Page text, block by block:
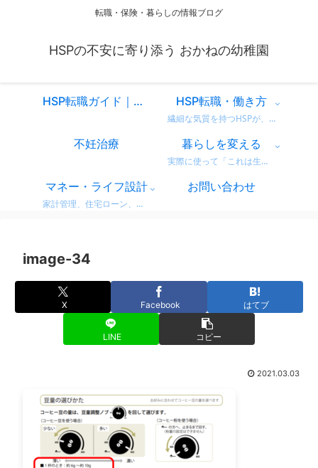
転職・保険・暮らしの情報ブログ
HSPの不安に寄り添う おかねの幼稚園
HSP転職ガイド｜仕事を変えるべきか迷ったときに読む、共感と気づきのスタートページ HSP転職・働き方
繊細な気質を持つHSPが、自分に合った働き方を見つけるための情報をまとめています。 営業職での転職体験談や、向いている仕事・避けたい職場の特徴など、リアルな視点からお届け。 「もう我慢しない」働き方を一緒に考えてみませんか？
不妊治療 暮らしを変える
実際に使って「これは生活が変わった！」と感じた商品・サービスのレビューをまとめています。 デロンギのコーヒーマシンやドラム式洗濯機など、日常がちょっと豊かになるリアルな使用感をお届け。 迷っている方の参考になればうれしいです。
マネー・ライフ設計
家計管理、住宅ローン、保険、ふるさと納税など、暮らしのお金にまつわる情報をわかりやすく解説。 無理せず・不安なく、将来に備えるためのヒントをまとめています。 どれも実体験をベースに、生活者目線で書いています。
お問い合わせ
image-34
X Facebook はてブ
LINE コピー
2021.03.03